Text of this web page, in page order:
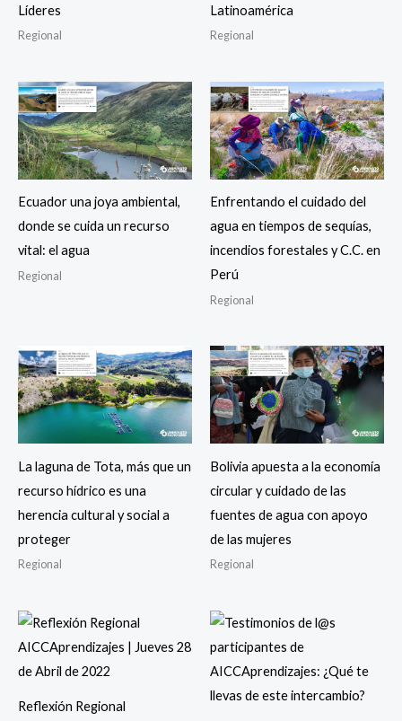
Líderes
Regional
Latinoamérica
Regional
Ecuador una joya ambiental,
donde se cuida un recurso
vital: el agua
Regional
Enfrentando el cuidado del
agua en tiempos de sequías,
incendios forestales y C.C. en
Perú
Regional
La laguna de Tota, más que un
recurso hídrico es una
herencia cultural y social a
proteger
Regional
Bolivia apuesta a la economía
circular y cuidado de las
fuentes de agua con apoyo
de las mujeres
Regional
Reflexión Regional